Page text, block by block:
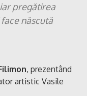
pregătirea
născută
, prezentând
artistic Vasile